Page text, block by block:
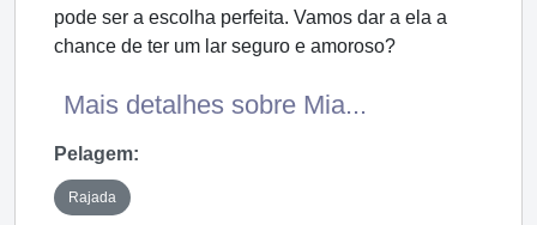
pode ser a escolha perfeita. Vamos dar a ela a
chance de ter um lar seguro e amoroso?
Mais detalhes sobre Mia...
Pelagem:
Rajada